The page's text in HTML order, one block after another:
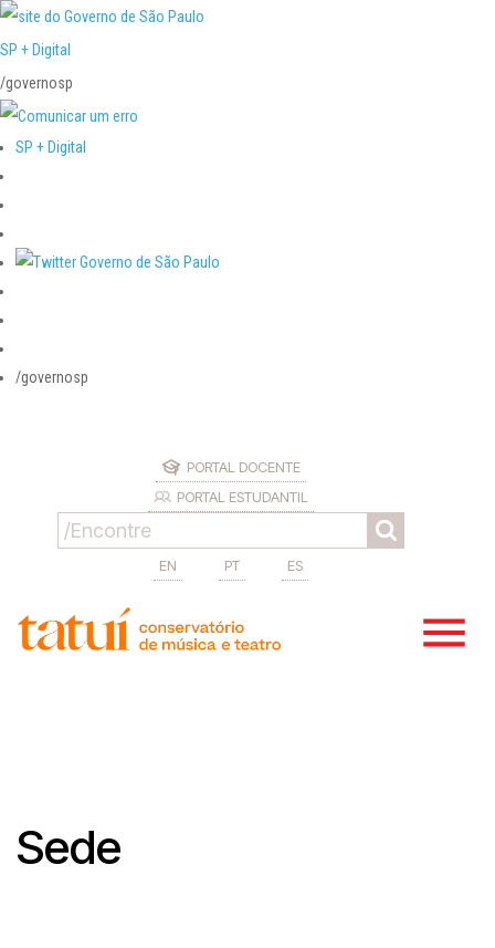
SP + Digital
/governosp
SP + Digital
/governosp
PORTAL DOCENTE
PORTAL ESTUDANTIL
EN PT ES
Sede